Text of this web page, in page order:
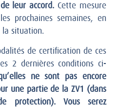
leur accord. Cette mesure
prochaines semaines, en
la situation.
de certification de ces
2 dernières conditions ci-
ne sont pas encore
une partie de la ZV1 (dans
protection). Vous serez